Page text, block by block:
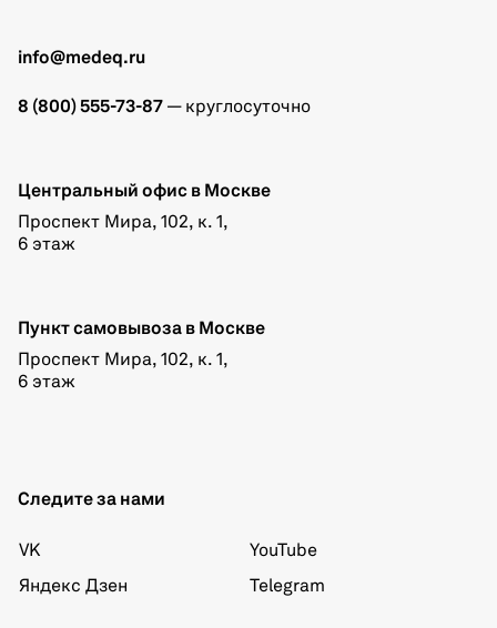
info@medeq.ru
8 (800) 555-73-87 — круглосуточно
Центральный офис в Москве
Проспект Мира, 102, к. 1,
6 этаж
Пункт самовывоза в Москве
Проспект Мира, 102, к. 1,
6 этаж
Следите за нами
VK
Яндекс Дзен
YouTube
Telegram